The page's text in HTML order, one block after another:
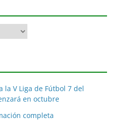
V Liga de Fútbol 7 del
en octubre
completa